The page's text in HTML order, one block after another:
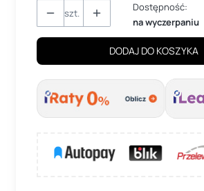
szt.
Dostępność:
na wyczerpaniu
DODAJ DO KOSZYKA